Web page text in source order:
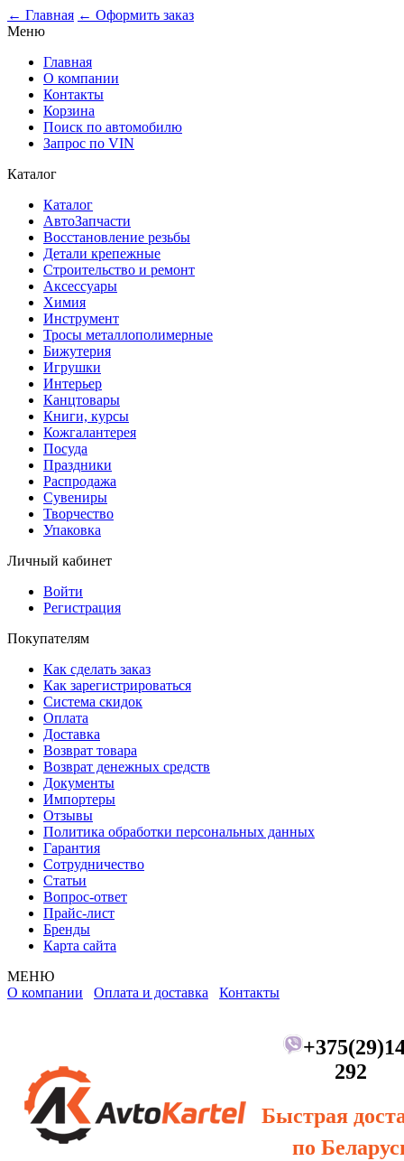
← Главная ← Оформить заказ
Меню
Главная
О компании
Контакты
Корзина
Поиск по автомобилю
Запрос по VIN
Каталог
Каталог
АвтоЗапчасти
Восстановление резьбы
Детали крепежные
Строительство и ремонт
Аксессуары
Химия
Инструмент
Тросы металлополимерные
Бижутерия
Игрушки
Интерьер
Канцтовары
Книги, курсы
Кожгалантерея
Посуда
Праздники
Распродажа
Сувениры
Творчество
Упаковка
Личный кабинет
Войти
Регистрация
Покупателям
Как сделать заказ
Как зарегистрироваться
Система скидок
Оплата
Доставка
Возврат товара
Возврат денежных средств
Документы
Импортеры
Отзывы
Политика обработки персональных данных
Гарантия
Сотрудничество
Статьи
Вопрос-ответ
Прайс-лист
Бренды
Карта сайта
МЕНЮ
О компании Оплата и доставка Контакты
292
Быстрая
по